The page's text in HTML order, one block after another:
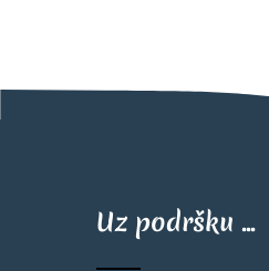
Uz podršku ...